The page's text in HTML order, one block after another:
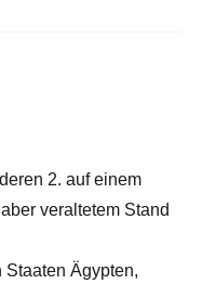
2. auf einem
veraltetem Stand
Staaten Ägypten,